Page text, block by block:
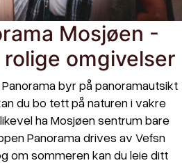
Mosjøen -
omgivelser
byr på panoramautsikt
du bo tett på naturen i vakre
ha Mosjøen sentrum bare
Panorama drives av Vefsn
om sommeren kan du leie ditt